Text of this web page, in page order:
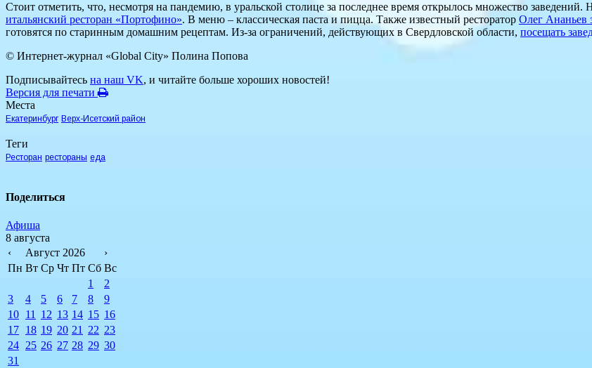
Стоит отметить, что, несмотря на пандемию, в уральской столице за последнее время открылось множество
итальянский ресторан «Портофино». В меню – классическая паста и пицца. Также известный ресторатор Олег Ананьев
готовятся по старинным домашним рецептам. Из-за ограничений, действующих в Свердловской области, посещать
© Интернет-журнал «Global City» Полина Попова
Подписывайтесь на наш VK, и читайте больше хороших новостей!
Версия для печати
Места
Екатеринбург Верх-Исетский район
Теги
Ресторан рестораны еда
Поделиться
Афиша
8 августа
‹
Август 2026
›
Пн Вт Ср Чт Пт Сб Вс
1
2
3
4 5 6 7 8
9
10 11 12 13 14 15 16
17 18 19 20 21 22 23
24 25 26 27 28 29 30
31